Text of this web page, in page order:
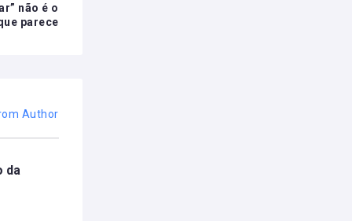
não é o
parece
Author
da